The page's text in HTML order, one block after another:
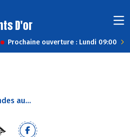
D'or
Prochaine ouverture : Lundi 09:00
au...